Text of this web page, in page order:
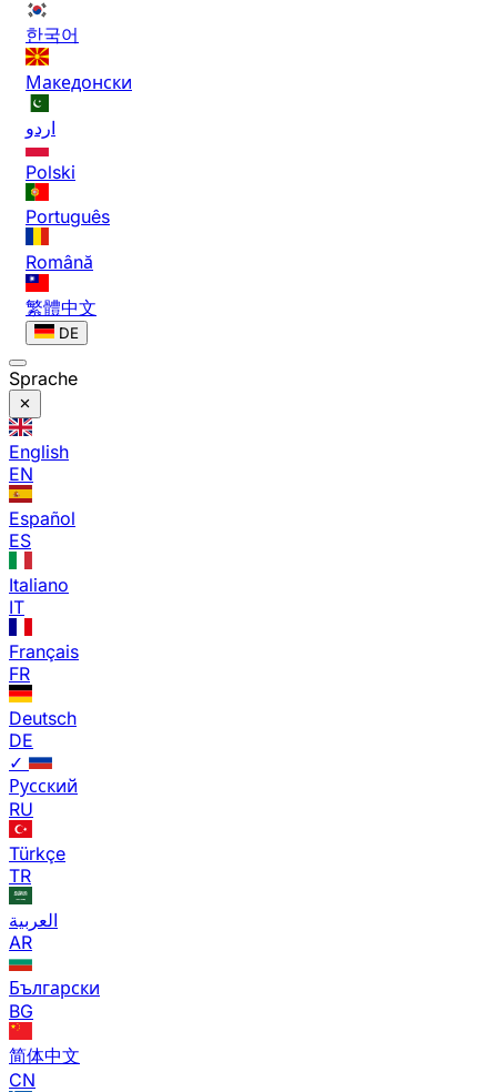
한국어
Македонски
اردو
Polski
Português
Română
繁體中文
DE
Sprache
English
EN
Español
ES
Italiano
IT
Français
FR
Deutsch
DE
✓
Русский
RU
Türkçe
TR
العربية
AR
Български
BG
简体中文
CN